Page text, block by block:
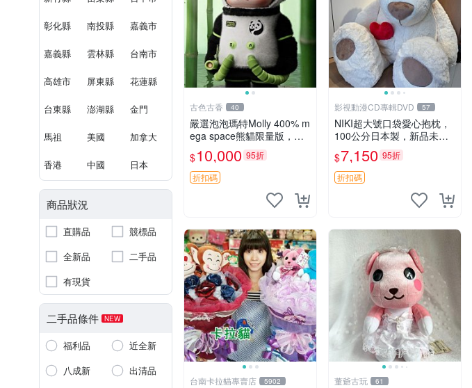
彰化縣 南投縣 嘉義市
嘉義縣 雲林縣 台南市
高雄市 屏東縣 花蓮縣
台東縣 澎湖縣 金門
馬祖 美國 加拿大
香港 中國 日本
商品狀況
直購品
競標品
全新品
二手品
有現貨
二手品條件 NEW
福利品
近全新
八成新
出清品
古色古香 40
嚴選泡泡瑪特Molly 400% m
ega space熊貓限量版，全
新附原Packaging。拍下即
視頻確認。 泡泡瑪特 Molly
400% 熊貓 新
$10,000 95折
折扣碼
影視動漫CD專輯DVD 57
NIKI超大號口袋愛心抱枕，
100公分日本製，新品未拆
封 胖嘟嘟收藏推薦 愛心抱
枕 日本 抱枕
$7,150 95折
折扣碼
台南卡拉貓專賣店 5902 董爺古玩 61